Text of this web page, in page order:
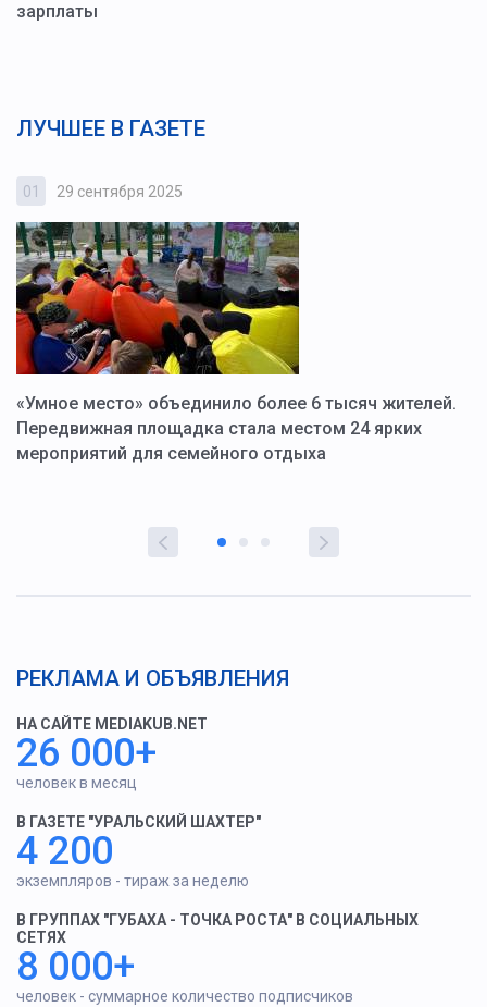
зарплаты
ЛУЧШЕЕ В ГАЗЕТЕ
01 29 сентября 2025
«Умное место» объединило более 6 тысяч жителей.
Передвижная площадка стала местом 24 ярких
мероприятий для семейного отдыха
РЕКЛАМА И ОБЪЯВЛЕНИЯ
НА САЙТЕ MEDIAKUB.NET
26 000+
человек в месяц
В ГАЗЕТЕ "УРАЛЬСКИЙ ШАХТЕР"
4 200
экземпляров - тираж за неделю
В ГРУППАХ "ГУБАХА - ТОЧКА РОСТА" В СОЦИАЛЬНЫХ
СЕТЯХ
8 000+
человек - суммарное количество подписчиков